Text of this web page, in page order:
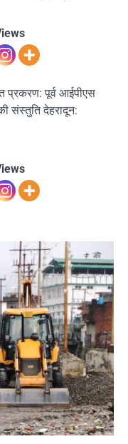
प्रकरण: पूर्व आईपीएस
संस्तुति देहरादून: